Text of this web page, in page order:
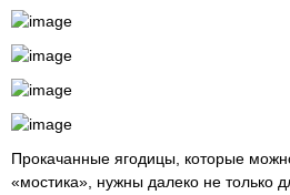
Прокачанные ягодицы, которые
«мостика», нужны далеко не только